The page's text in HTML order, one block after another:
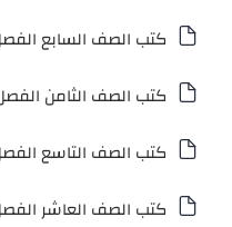
كتب الصف السابع
كتب الصف الثامن
كتب الصف التاسع
كتب الصف العاشر